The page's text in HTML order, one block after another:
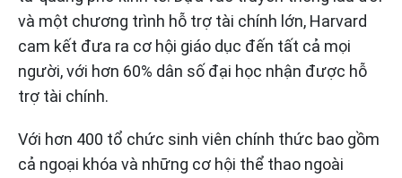
và một chương trình hỗ trợ tài chính lớn, Harvard
cam kết đưa ra cơ hội giáo dục đến tất cả mọi
người, với hơn 60% dân số đại học nhận được hỗ
trợ tài chính.
Với hơn 400 tổ chức sinh viên chính thức bao gồm
cả ngoại khóa và những cơ hội thể thao ngoài